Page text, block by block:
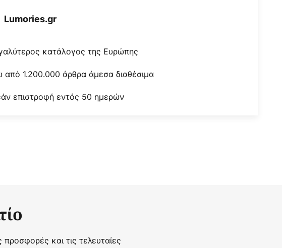
Lumories.gr
κατάλογος της Ευρώπης
1.200.000 άρθρα άμεσα διαθέσιμα
επιστροφή εντός 50 ημερών
και τις τελευταίες